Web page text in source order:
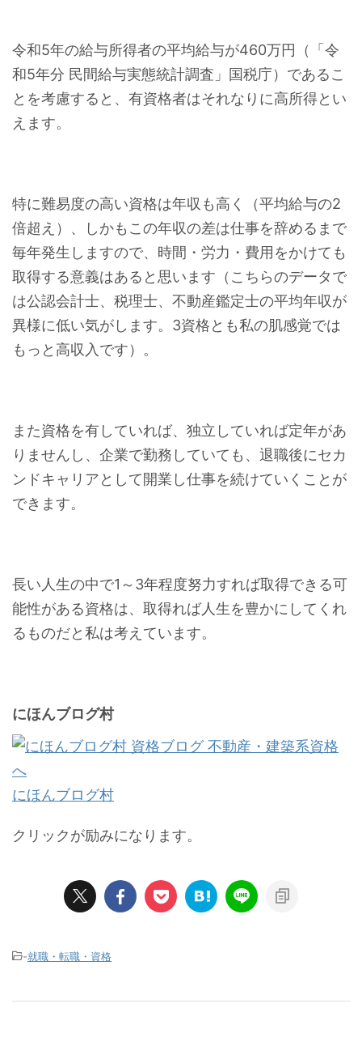
令和5年の給与所得者の平均給与が460万円（「令
和5年分 民間給与実態統計調査」国税庁）であるこ
とを考慮すると、有資格者はそれなりに高所得とい
えます。
特に難易度の高い資格は年収も高く（平均給与の2
倍超え）、しかもこの年収の差は仕事を辞めるまで
毎年発生しますので、時間・労力・費用をかけても
取得する意義はあると思います（こちらのデータで
は公認会計士、税理士、不動産鑑定士の平均年収が
異様に低い気がします。3資格とも私の肌感覚では
もっと高収入です）。
また資格を有していれば、独立していれば定年があ
りませんし、企業で勤務していても、退職後にセカ
ンドキャリアとして開業し仕事を続けていくことが
できます。
長い人生の中で1～3年程度努力すれば取得できる可
能性がある資格は、取得れば人生を豊かにしてくれ
るものだと私は考えています。
にほんブログ村
にほんブログ村
クリックが励みになります。
-就職・転職・資格